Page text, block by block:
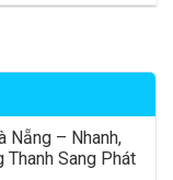
Nẵng – Nhanh,
Thanh Sang Phát